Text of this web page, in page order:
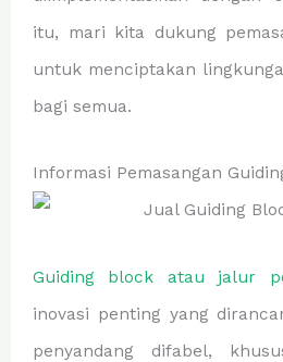
itu, mari kita dukung
untuk menciptakan
bagi semua.
Informasi Pemasangan
Guiding block atau jalur
inovasi penting yang
penyandang difabel,